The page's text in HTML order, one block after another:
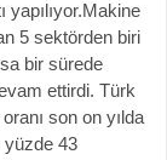
yapılıyor.Makine
5 sektörden biri
bir sürede
ettirdi. Türk
oranı son on yılda
yüzde 43